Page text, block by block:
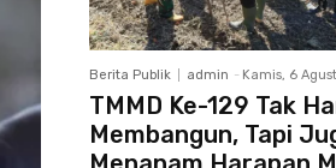
Berita Publik admin - Kamis, 6
TMMD Ke-129 Tak
Membangun, Tapi